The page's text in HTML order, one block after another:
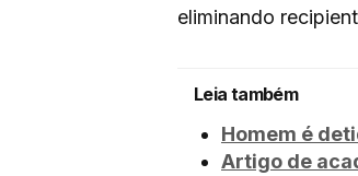
eliminando
Leia também
Homem é
Artigo de